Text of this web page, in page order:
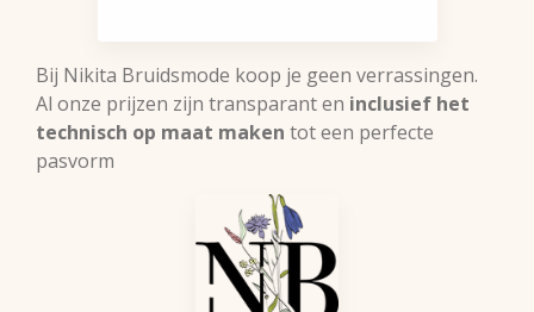
Bij Nikita Bruidsmode koop je geen verrassingen.
Al onze prijzen zijn transparant en inclusief het
technisch op maat maken tot een perfecte
pasvorm